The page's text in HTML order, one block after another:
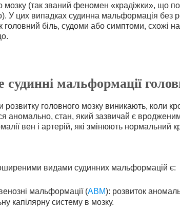
мозку (так званий феномен «крадіжки», що
У цих випадках судинна мальформація без
біль, судоми або симптоми, схожі на
мальформації
розвитку головного мозку виникають, коли
аномально, стан, який зазвичай є
вен і артерій, які змінюють нормальний
видами судинних мальформацій є:
мальформації (АВМ): розвиток
капілярну систему в мозку.